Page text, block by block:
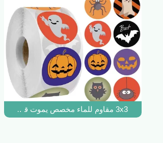
3x3 مقاوم للماء مخصص يموت قطع الملصقات الثلاثية الأبعاد لفة لامعة قطع الأشعة فوق البنفسجية